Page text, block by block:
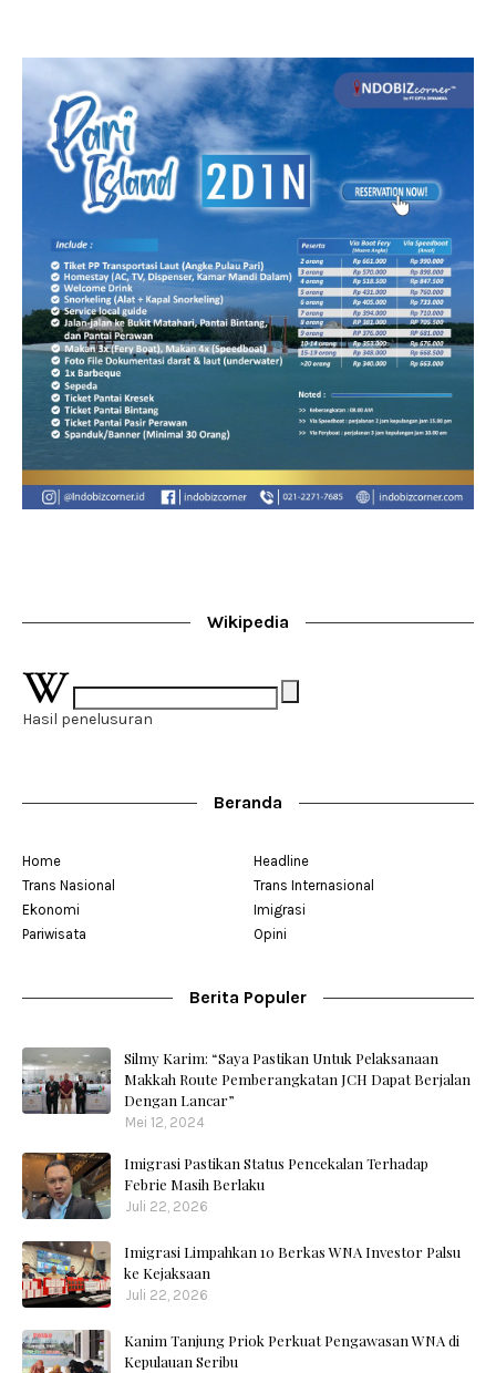
Wikipedia
Hasil penelusuran
Beranda
Home
Headline
Trans Nasional
Trans Internasional
Ekonomi
Imigrasi
Pariwisata
Opini
Berita Populer
Silmy Karim: “Saya Pastikan Untuk Pelaksanaan
Makkah Route Pemberangkatan JCH Dapat Berjalan
Dengan Lancar”
Mei 12, 2024
Imigrasi Pastikan Status Pencekalan Terhadap
Febrie Masih Berlaku
Juli 22, 2026
Imigrasi Limpahkan 10 Berkas WNA Investor Palsu
ke Kejaksaan
Juli 22, 2026
Kanim Tanjung Priok Perkuat Pengawasan WNA di
Kepulauan Seribu